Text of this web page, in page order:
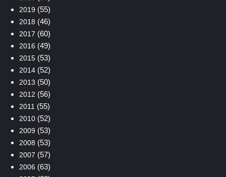
2019 (55)
2018 (46)
2017 (60)
2016 (49)
2015(53)
2014(52)
2013 (50)
2012 (56)
2011 (55)
2010(52)
2009 (53)
2008 (53)
2007 (57)
2006 (63)